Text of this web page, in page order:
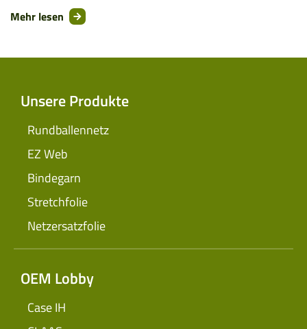
Mehr lesen
Unsere Produkte
Rundballennetz
EZ Web
Bindegarn
Stretchfolie
Netzersatzfolie
OEM Lobby
Case IH